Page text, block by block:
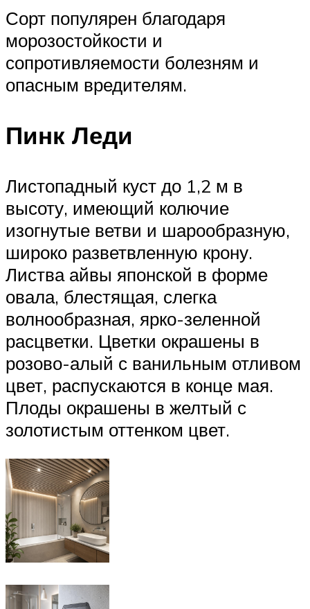
Сорт популярен благодаря
морозостойкости и
сопротивляемости болезням и
опасным вредителям.
Пинк Леди
Листопадный куст до 1,2 м в
высоту, имеющий колючие
изогнутые ветви и шарообразную,
широко разветвленную крону.
Листва айвы японской в форме
овала, блестящая, слегка
волнообразная, ярко-зеленной
расцветки. Цветки окрашены в
розово-алый с ванильным отливом
цвет, распускаются в конце мая.
Плоды окрашены в желтый с
золотистым оттенком цвет.